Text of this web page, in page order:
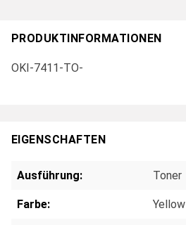
PRODUKTINFORMATIONEN
OKI-7411-TO-
EIGENSCHAFTEN
Ausführung: Toner
Farbe: Yellow